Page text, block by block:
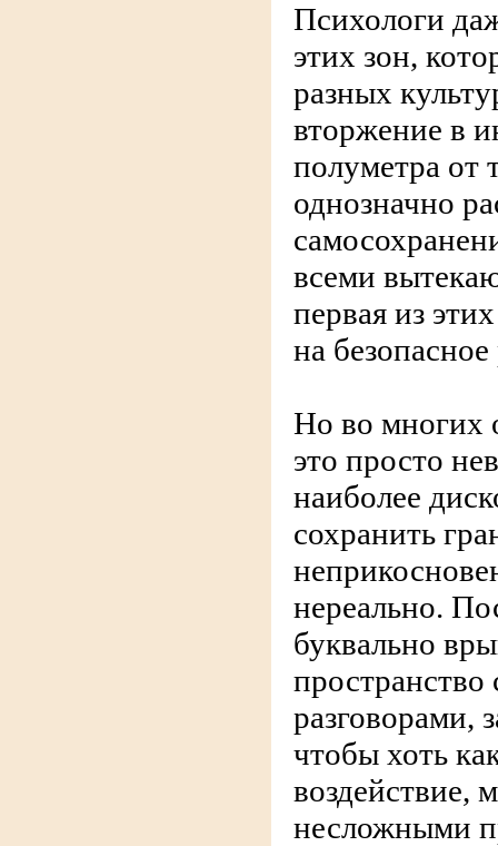
Психологи
этих зон,
разных
вторжение в
полуметра от
однозначно
всеми
первая из
на
Но во многих
это просто
наиболее
сохранить
нереально.
буквально
разговорами,
чтобы хоть
воздействие,
несложными